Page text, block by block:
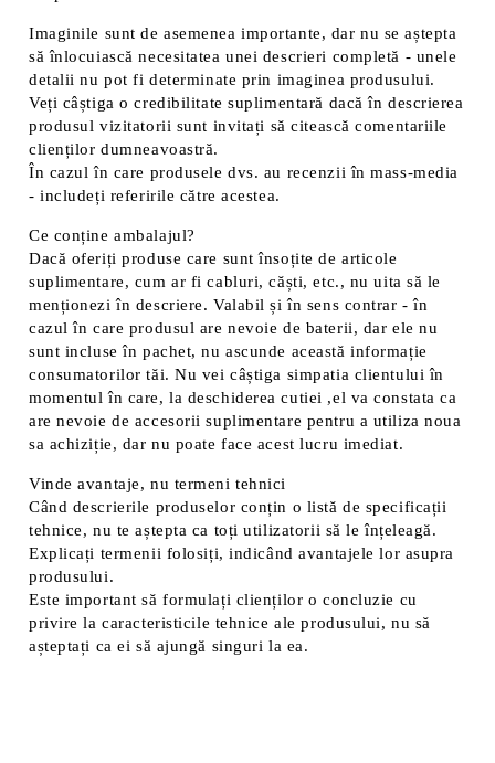
Imaginile sunt de asemenea importante, dar nu se aștepta
să înlocuiască necesitatea unei descrieri completă - unele
detalii nu pot fi determinate prin imaginea produsului.
Veți câștiga o credibilitate suplimentară dacă în descrierea
produsul vizitatorii sunt invitați să citească comentariile
clienților dumneavoastră.
În cazul în care produsele dvs. au recenzii în mass-media
- includeți referirile către acestea.
Ce conține ambalajul?
Dacă oferiți produse care sunt însoțite de articole
suplimentare, cum ar fi cabluri, căști, etc., nu uita să le
menționezi în descriere. Valabil și în sens contrar - în
cazul în care produsul are nevoie de baterii, dar ele nu
sunt incluse în pachet, nu ascunde această informație
consumatorilor tăi. Nu vei câștiga simpatia clientului în
momentul în care, la deschiderea cutiei ,el va constata ca
are nevoie de accesorii suplimentare pentru a utiliza noua
sa achiziție, dar nu poate face acest lucru imediat.
Vinde avantaje, nu termeni tehnici
Când descrierile produselor conțin o listă de specificații
tehnice, nu te aștepta ca toți utilizatorii să le înțeleagă.
Explicați termenii folosiți, indicând avantajele lor asupra
produsului.
Este important să formulați clienților o concluzie cu
privire la caracteristicile tehnice ale produsului, nu să
așteptați ca ei să ajungă singuri la ea.